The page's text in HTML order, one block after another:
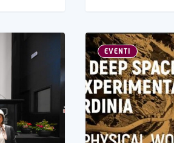
EVENTI